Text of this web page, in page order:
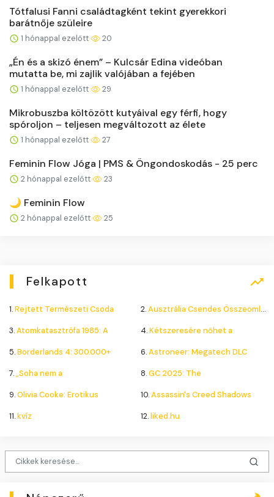
Tótfalusi Fanni családtagként tekint gyerekkori
barátnője szüleire
1 hónappal ezelőtt 20
„Én és a skizó énem” – Kulcsár Edina videóban
mutatta be, mi zajlik valójában a fejében
1 hónappal ezelőtt 29
Mikrobuszba költözött kutyáival egy férfi, hogy
spóroljon – teljesen megváltozott az élete
1 hónappal ezelőtt 27
Feminin Flow Jóga | PMS & Öngondoskodás - 25 perc
2 hónappal ezelőtt 23
🌙 Feminin Flow
2 hónappal ezelőtt 25
Felkapott
1.Rejtett Természeti Csoda 2.Ausztrália Csendes Összeomlása
3.Atomkatasztrófa 1985: A 4.Kétszeresére nőhet a
5.Borderlands 4: 300.000+ 6.Astroneer: Megatech DLC
7.„Soha nem a 8.GC 2025: The
9.Olivia Cooke: Erotikus 10.Assassin's Creed Shadows
11.kvíz 12.liked.hu